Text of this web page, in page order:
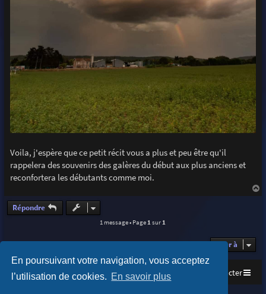
En poursuivant votre navigation, vous acceptez
l’utilisation de cookies. En savoir plus
Voila, j'espère que ce petit récit vous a plus et peu être qu'il
rappelera des souvenirs des galères du début aux plus anciens et
reconfortera les débutants comme moi.
a
Répondre
1 message • Page 1 sur 1
Aller à
Accueil Index du forum Nous contacter